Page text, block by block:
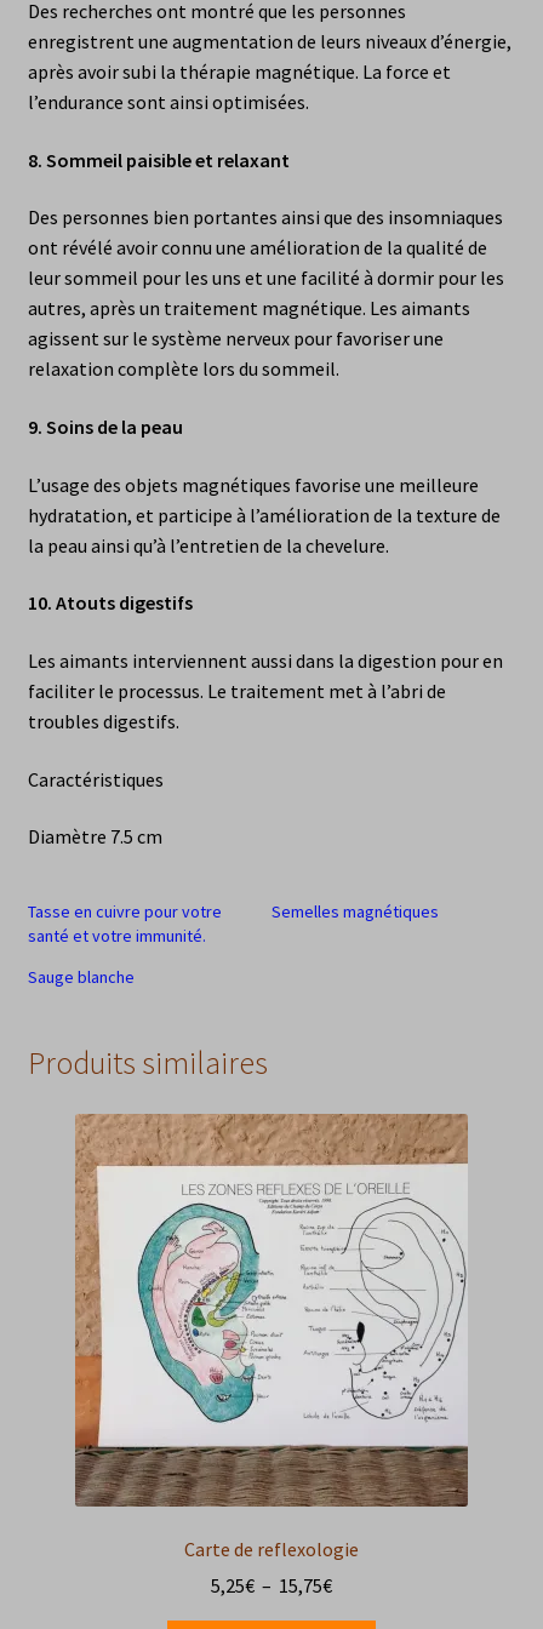
Des recherches ont montré que les personnes
enregistrent une augmentation de leurs niveaux d’énergie,
après avoir subi la thérapie magnétique. La force et
l’endurance sont ainsi optimisées.
8. Sommeil paisible et relaxant
Des personnes bien portantes ainsi que des insomniaques
ont révélé avoir connu une amélioration de la qualité de
leur sommeil pour les uns et une facilité à dormir pour les
autres, après un traitement magnétique. Les aimants
agissent sur le système nerveux pour favoriser une
relaxation complète lors du sommeil.
9. Soins de la peau
L’usage des objets magnétiques favorise une meilleure
hydratation, et participe à l’amélioration de la texture de
la peau ainsi qu’à l’entretien de la chevelure.
10. Atouts digestifs
Les aimants interviennent aussi dans la digestion pour en
faciliter le processus. Le traitement met à l’abri de
troubles digestifs.
Caractéristiques
Diamètre 7.5 cm
Tasse en cuivre pour votre
santé et votre immunité.
Semelles magnétiques
Sauge blanche
Produits similaires
Carte de reflexologie
5,25€ – 15,75€Plage
de